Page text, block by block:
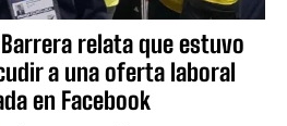
relata que estuvo
a una oferta laboral
en Facebook